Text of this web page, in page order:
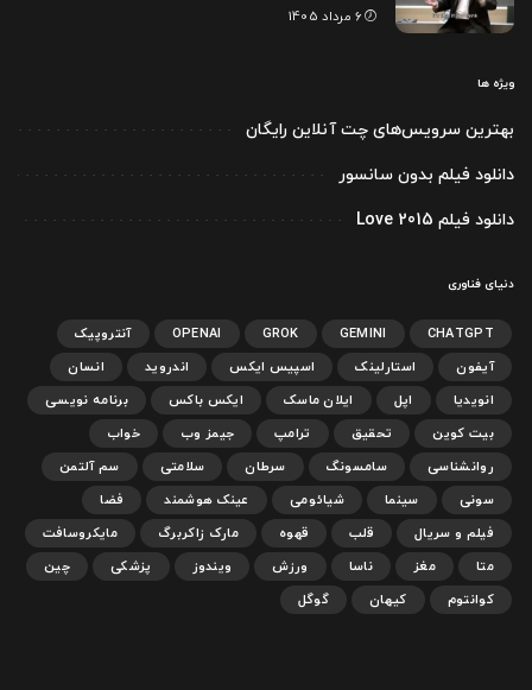
6 مرداد 1405
ویژه ها
بهترین سرویس‌های چت آنلاین رایگان
دانلود فیلم بدون سانسور
دانلود فیلم Love 2015
دنیای فناوری
CHATGPT
GEMINI
GROK
OPENAI
آنتروپیک
آیفون
استارلینک اسپیس ایکس اندروید
انسان
انویدیا
اپل ایلان ماسک ایکس باکس
برنامه نویسی
بیت کوین
تحقیق ترامپ جیمز وب
خواب
روانشناسی
سامسونگ سرطان سلامتی
سم آلتمن
سونی
سینما شیائومی عینک هوشمند
فضا
فیلم و سریال
قلب قهوه مارک زاکربرگ
مایکروسافت
متا
مغز ناسا ورزش ویندوز پزشکی
چین
کوانتوم
کیهان گوگل